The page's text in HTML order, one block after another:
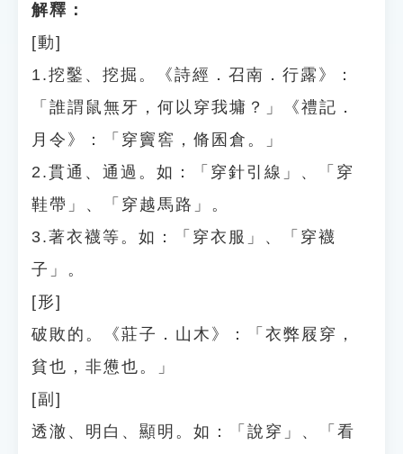
解釋：
[動]
1.挖鑿、挖掘。《詩經．召南．行露》：
「誰謂鼠無牙，何以穿我墉？」《禮記．
月令》：「穿竇窖，脩囷倉。」
2.貫通、通過。如：「穿針引線」、「穿
鞋帶」、「穿越馬路」。
3.著衣襪等。如：「穿衣服」、「穿襪
子」。
[形]
破敗的。《莊子．山木》：「衣弊屐穿，
貧也，非憊也。」
[副]
透澈、明白、顯明。如：「說穿」、「看